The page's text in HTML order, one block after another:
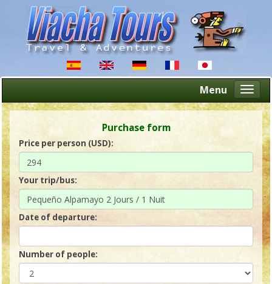
Menu
Purchase form
Price per person (USD):
Your trip/bus:
Date of departure:
Number of people: